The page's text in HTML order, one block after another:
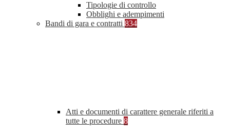
Tipologie di controllo
Obblighi e adempimenti
Bandi di gara e contratti 834
Atti e documenti di carattere generale riferiti a
tutte le procedure 8